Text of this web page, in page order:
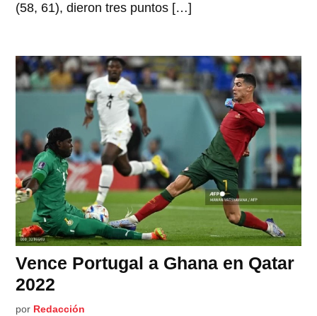
(58, 61), dieron tres puntos […]
Vence Portugal a Ghana en Qatar
2022
por Redacción